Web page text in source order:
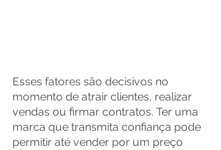
Esses fatores são decisivos no
momento de atrair clientes, realizar
vendas ou firmar contratos. Ter uma
marca que transmita confiança pode
permitir até vender por um preço